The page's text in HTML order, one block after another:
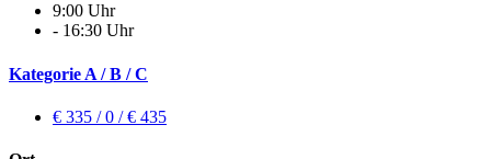
9:00 Uhr
- 16:30 Uhr
Kategorie A / B / C
€ 335 / 0 / € 435